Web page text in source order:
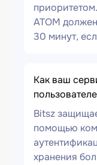
ATOM
30 минут,
Как ваш
Bitsz
помощью
хранения